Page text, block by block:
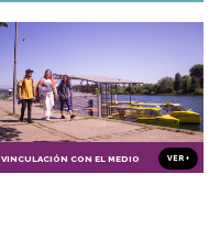
VINCULACIÓN CON EL MEDIO VER +